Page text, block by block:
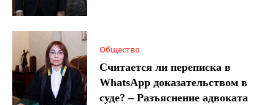
Общество
Считается ли переписка в
WhatsApp доказательством в
суде? – Разъяснение адвоката